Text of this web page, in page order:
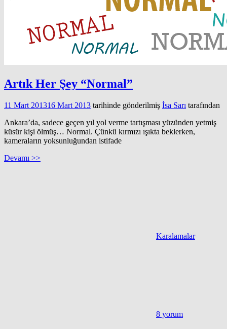
Artık Her Şey “Normal”
11 Mart 201316 Mart 2013 tarihinde gönderilmiş İsa Sarı tarafından
Ankara’da, sadece geçen yıl yol verme tartışması yüzünden yetmiş
küsür kişi ölmüş… Normal. Çünkü kırmızı ışıkta beklerken,
kameraların yoksunluğundan istifade
Devamı >>
Karalamalar
8 yorum